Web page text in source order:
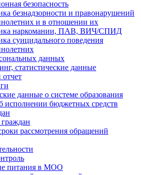
безопасность
безнадзорности и правонарушений
и в отношении их
наркомании, ПАВ, ВИЧ/СПИД
суицидального поведения
данных
статистические данные
данные о системе образования
исполнении бюджетных средств
рассмотрения обращений
питания в МОО